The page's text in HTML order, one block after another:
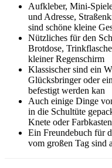
Aufkleber, Mini-
und Adresse,
sind schöne kleine
Nützliches für den
Brotdose,
kleiner Regenschirm
Klassischer sind ein
Glücksbringer oder
befestigt werden kan
Auch einige Dinge
in die Schultüte
Knete oder Farbkasten
Ein Freundebuch für
vom großen Tag sind